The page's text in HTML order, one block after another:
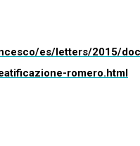
es/letters/2015/
romero.html